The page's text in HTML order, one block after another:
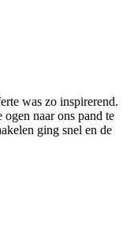
was zo inspirerend.
naar ons pand te
ging snel en de